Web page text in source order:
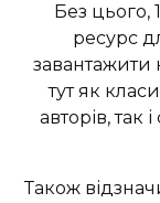
Без цього,
ресурс
завантажити
тут як
авторів, так
Також